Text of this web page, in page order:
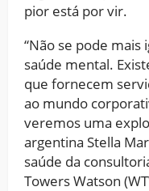
pior está por vir.
“Não se pode
saúde mental.
que fornecem
ao mundo
veremos uma
argentina Stella
saúde da
Towers Watson